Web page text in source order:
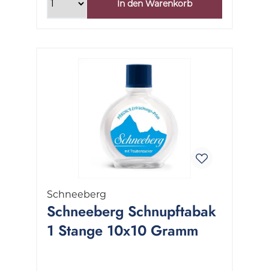
In den Warenkorb
Schneeberg
Schneeberg Schnupftabak
1 Stange 10x10 Gramm